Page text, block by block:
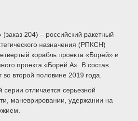
204) – российский ракетный
назначения (РПКСН)
корабль проекта «Борей» и
проекта «Борей А». В состав
второй половине 2019 года.
отличается серьезной
маневрировании, удержании на